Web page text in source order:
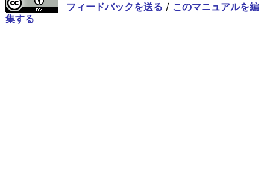
フィードバックを送る / このマニュアルを編
集する